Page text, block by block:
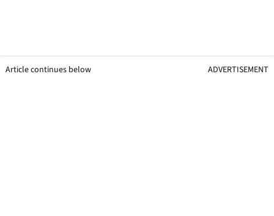
Article continues below ADVERTISEMENT